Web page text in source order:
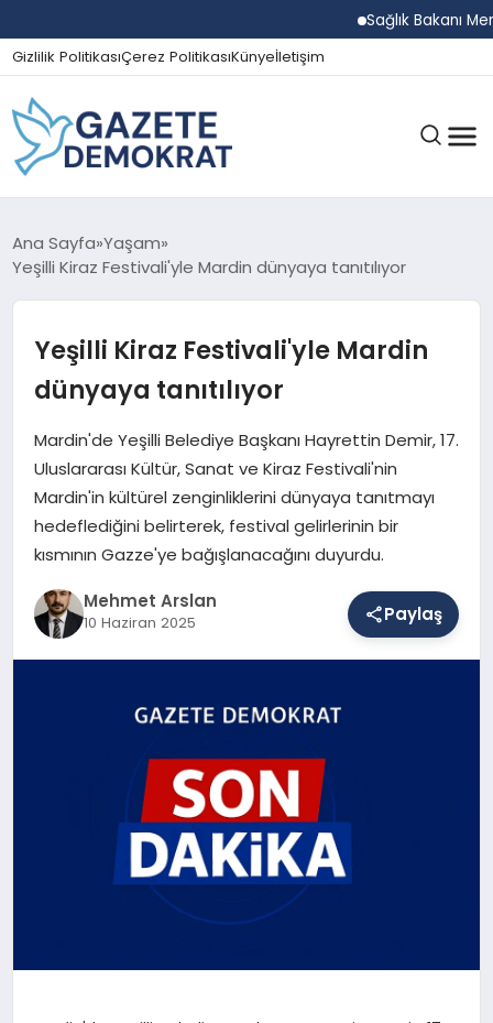
Sağlık Bakanı
Gizlilik PolitikasıÇerez PolitikasıKünyeİletişim
GÜNDEM
SPOR
SAĞLIK
Ana Sayfa Yaşam
Yeşilli Kiraz Festivali'yle Mardin dünyaya tanıtılıyor
Yeşilli Kiraz Festivali'yle Mardin
dünyaya tanıtılıyor
Mardin'de Yeşilli Belediye Başkanı Hayrettin Demir, 17.
Uluslararası Kültür, Sanat ve Kiraz Festivali'nin
Mardin'in kültürel zenginliklerini dünyaya tanıtmayı
hedeflediğini belirterek, festival gelirlerinin bir
kısmının Gazze'ye bağışlanacağını duyurdu.
Mehmet Arslan
10 Haziran 2025 Paylaş